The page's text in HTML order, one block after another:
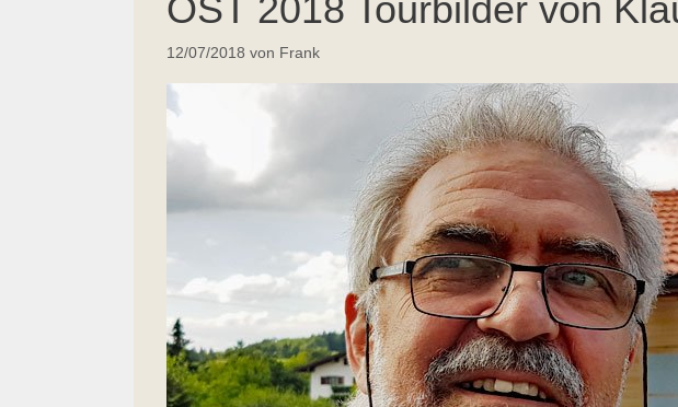
ÖST 2018 Tourbilder von
12/07/2018 von Frank